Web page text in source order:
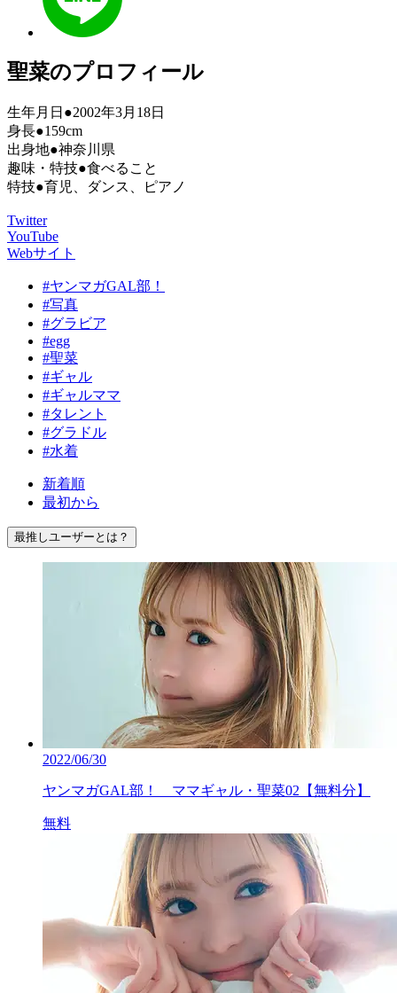
聖菜のプロフィール
生年月日●2002年3月18日
身長●159cm
出身地●神奈川県
趣味・特技●食べること
特技●育児、ダンス、ピアノ
Twitter
YouTube
Webサイト
#ヤンマガGAL部！
#写真
#グラビア
#egg
#聖菜
#ギャル
#ギャルママ
#タレント
#グラドル
#水着
新着順
最初から
最推しユーザーとは？
2022/06/30
ヤンマガGAL部！ ママギャル・聖菜02【無料分】
無料